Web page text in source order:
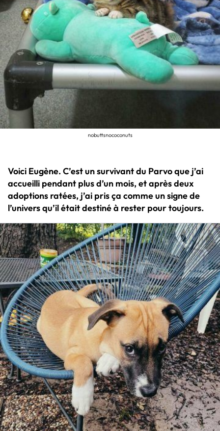
nobuttsnococonuts
Voici Eugène. C’est un survivant du Parvo que j’ai
accueilli pendant plus d’un mois, et après deux
adoptions ratées, j’ai pris ça comme un signe de
l’univers qu’il était destiné à rester pour toujours.